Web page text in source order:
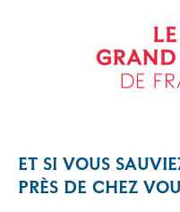
ET SI VOUS
PRÈS DE CHEZ